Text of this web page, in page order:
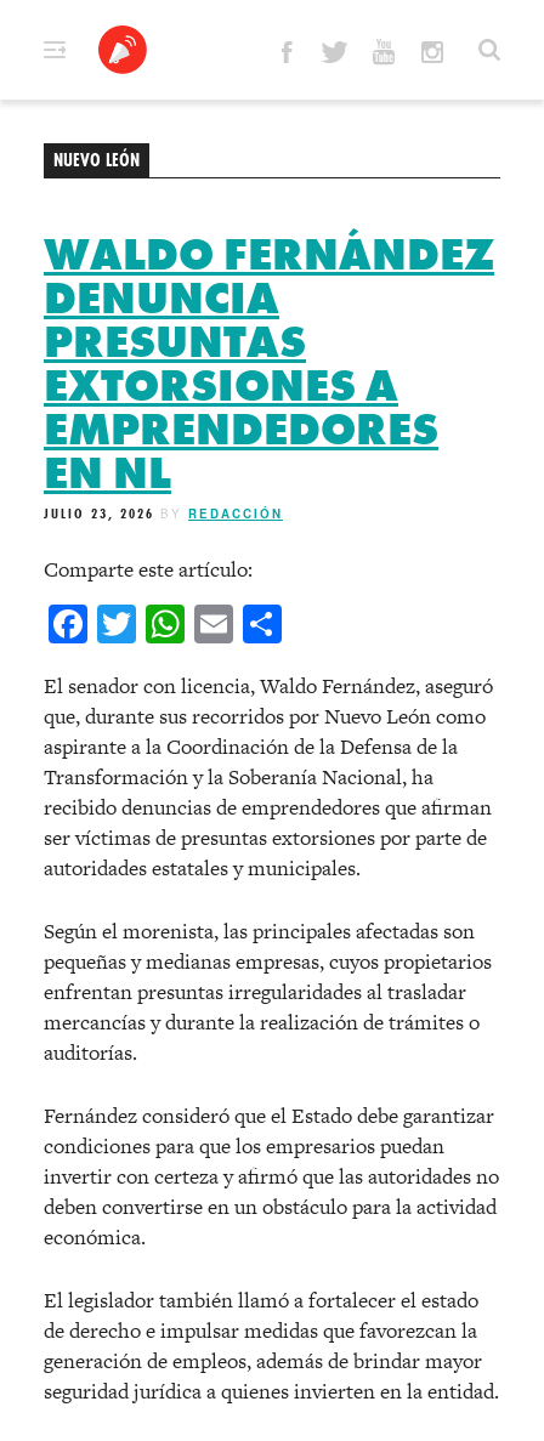
NUEVO LEÓN
WALDO FERNÁNDEZ
DENUNCIA
PRESUNTAS
EXTORSIONES A
EMPRENDEDORES
EN NL
JULIO 23, 2026 BY REDACCIÓN
Comparte este artículo:
Facebook
Twitter
WhatsApp
Email
El senador con licencia, Waldo Fernández, aseguró
que, durante sus recorridos por Nuevo León como
aspirante a la Coordinación de la Defensa de la
Transformación y la Soberanía Nacional, ha
recibido denuncias de emprendedores que afirman
ser víctimas de presuntas extorsiones por parte de
autoridades estatales y municipales.
Según el morenista, las principales afectadas son
pequeñas y medianas empresas, cuyos propietarios
enfrentan presuntas irregularidades al trasladar
mercancías y durante la realización de trámites o
auditorías.
Fernández consideró que el Estado debe garantizar
condiciones para que los empresarios puedan
invertir con certeza y afirmó que las autoridades no
deben convertirse en un obstáculo para la actividad
económica.
El legislador también llamó a fortalecer el estado
de derecho e impulsar medidas que favorezcan la
generación de empleos, además de brindar mayor
seguridad jurídica a quienes invierten en la entidad.